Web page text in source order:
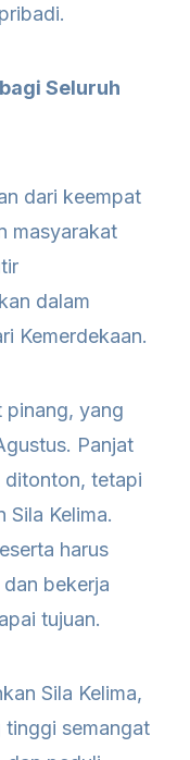
Seluruh
dari keempat
masyarakat
dalam
Kemerdekaan.
pinang, yang
Panjat
ditonton, tetapi
Sila Kelima.
harus
bekerja
tujuan.
Sila Kelima,
tinggi semangat